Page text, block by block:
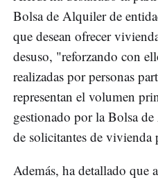
Bolsa de Alquiler de
que desean ofrecer
desuso, "reforzando con
realizadas por personas
representan el volumen
gestionado por la Bolsa
de solicitantes de vivienda
Además, ha detallado que